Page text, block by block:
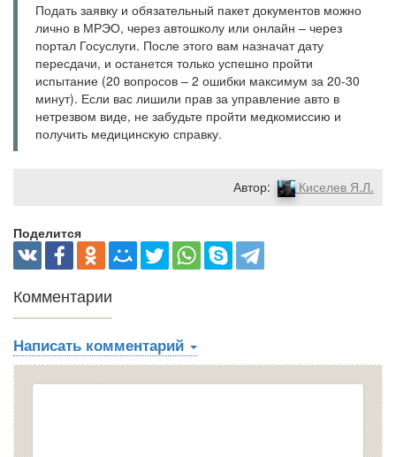
Подать заявку и обязательный пакет документов можно
лично в МРЭО, через автошколу или онлайн – через
портал Госуслуги. После этого вам назначат дату
пересдачи, и останется только успешно пройти
испытание (20 вопросов – 2 ошибки максимум за 20-30
минут). Если вас лишили прав за управление авто в
нетрезвом виде, не забудьте пройти медкомиссию и
получить медицинскую справку.
Автор: Киселев Я.Л.
Поделится
Комментарии
Написать комментарий